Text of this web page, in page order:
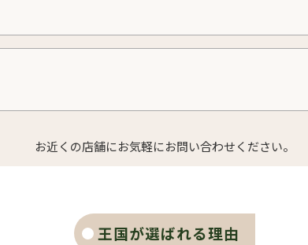
お近くの店舗にお気軽にお問い合わせください。
王国が選ばれる理由